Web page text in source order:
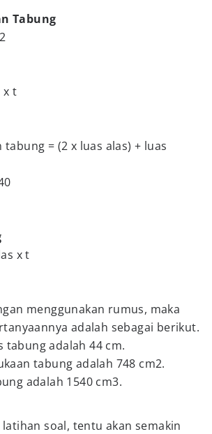
Tabung
x t
= (2 x luas alas) + luas
x t
menggunakan rumus, maka
adalah sebagai berikut.
tabung adalah 44 cm.
tabung adalah 748 cm2.
adalah 1540 cm3.
latihan soal, tentu akan semakin